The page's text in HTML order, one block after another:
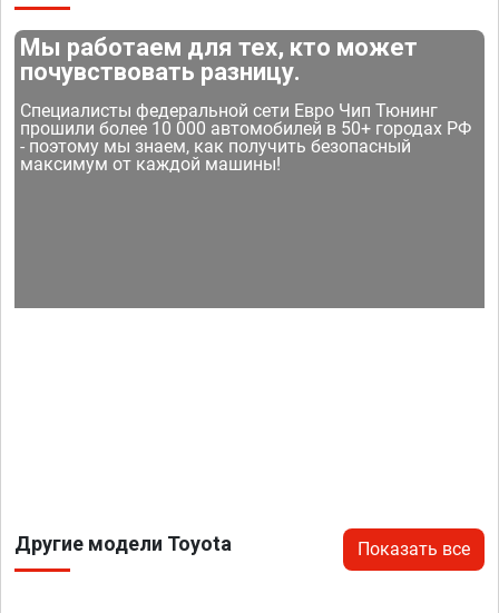
Мы работаем для тех, кто может
почувствовать разницу.
Специалисты федеральной сети Евро Чип Тюнинг
прошили более 10 000 автомобилей в 50+ городах РФ
- поэтому мы знаем, как получить безопасный
максимум от каждой машины!
Другие модели Toyota Показать все